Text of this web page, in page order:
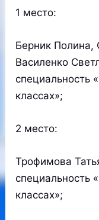
1 место:
Берник
Василенко
специальность
классах»;
2 место:
Трофимова
специальность
классах»;